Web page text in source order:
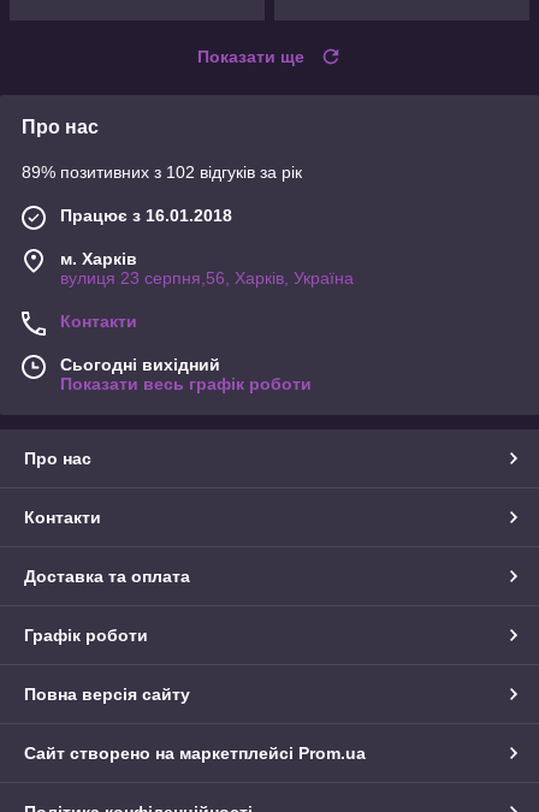
Показати ще
Про нас
89% позитивних з 102 відгуків за рік
Працює з 16.01.2018
м. Харків
вулиця 23 серпня,56, Харків, Україна
Контакти
Сьогодні вихідний
Показати весь графік роботи
Про нас
Контакти
Доставка та оплата
Графік роботи
Повна версія сайту
Сайт створено на маркетплейсі Prom.ua